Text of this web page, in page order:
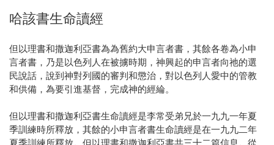
哈該書生命讀經
但以理書和撒迦利亞書為為舊約大申言者書，其餘各卷為小申
言者書，乃是以色列人在被擄時期，神興起的申言者向祂的選
民說話，說到神對列國的審判和懲治，對以色列人愛中的管教
和供備，為要引進基督，完成神的經綸。
但以理書和撒迦利亞書生命讀經是李常受弟兄於一九九一年夏
季訓練時所釋放，其餘的小申言者書生命讀經是在一九九二年
夏季訓練所釋放。但以理書和撒迦利亞書共三十二篇信息。從